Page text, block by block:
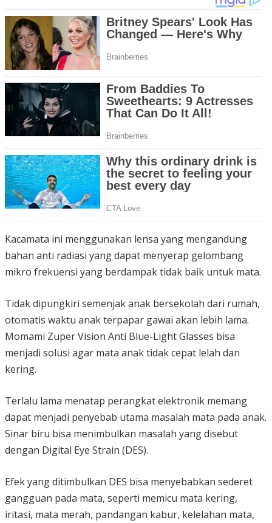
Kacamata ini menggunakan lensa yang mengandung
bahan anti radiasi yang dapat menyerap gelombang
mikro frekuensi yang berdampak tidak baik untuk mata.
Tidak dipungkiri semenjak anak bersekolah dari rumah,
otomatis waktu anak terpapar gawai akan lebih lama.
Momami Zuper Vision Anti Blue-Light Glasses bisa
menjadi solusi agar mata anak tidak cepat lelah dan
kering.
Terlalu lama menatap perangkat elektronik memang
dapat menjadi penyebab utama masalah mata pada anak.
Sinar biru bisa menimbulkan masalah yang disebut
dengan Digital Eye Strain (DES).
Efek yang ditimbulkan DES bisa menyebabkan sederet
gangguan pada mata, seperti memicu mata kering,
iritasi, mata merah, pandangan kabur, kelelahan mata,